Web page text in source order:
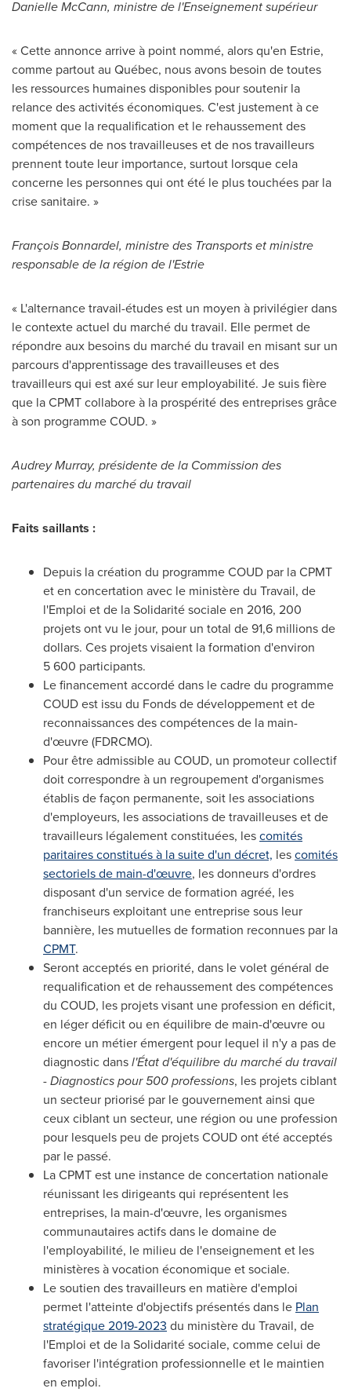
Danielle McCann, ministre de l'Enseignement supérieur
« Cette annonce arrive à point nommé, alors qu'en Estrie,
comme partout au Québec, nous avons besoin de toutes
les ressources humaines disponibles pour soutenir la
relance des activités économiques. C'est justement à ce
moment que la requalification et le rehaussement des
compétences de nos travailleuses et de nos travailleurs
prennent toute leur importance, surtout lorsque cela
concerne les personnes qui ont été le plus touchées par la
crise sanitaire. »
François Bonnardel, ministre des Transports et ministre
responsable de la région de l'Estrie
« L'alternance travail-études est un moyen à privilégier dans
le contexte actuel du marché du travail. Elle permet de
répondre aux besoins du marché du travail en misant sur un
parcours d'apprentissage des travailleuses et des
travailleurs qui est axé sur leur employabilité. Je suis fière
que la CPMT collabore à la prospérité des entreprises grâce
à son programme COUD. »
Audrey Murray, présidente de la Commission des
partenaires du marché du travail
Faits saillants :
Depuis lacréation du programme COUD par la CPMT
et en concertation avec le ministère du Travail, de
l'Emploi et de la Solidarité sociale en 2016, 200
projets ont vu le jour, pour un total de 91,6 millions de
dollars. Ces projets visaient la formation d'environ
5 600 participants.
Le financement accordé dans le cadre du programme
COUD est issu du Fonds de développement et de
reconnaissances des compétences de la main-
d'œuvre (FDRCMO).
Pour être admissible au COUD, un promoteur collectif
doit correspondre à un regroupement d'organismes
établis de façon permanente, soit les associations
d'employeurs, les associations de travailleuses et de
travailleurs légalement constituées, lescomités
paritaires constitués à la suite d'un décret, lescomités
sectoriels de main-d'œuvre, les donneurs d'ordres
disposant d'un service de formation agréé, les
franchiseurs exploitant une entreprise sous leur
bannière, les mutuelles de formation reconnues par la
CPMT.
Seront acceptés en priorité, dans le volet général de
requalification et de rehaussement des compétences
du COUD, les projets visant une profession en déficit,
en léger déficit ou en équilibre de main-d'œuvre ou
encore un métier émergent pour lequel il n'y a pas de
diagnostic dansl'État d'équilibre du marché du travail
- Diagnostics pour 500 professions, les projets ciblant
un secteur priorisé par le gouvernement ainsi que
ceux ciblant un secteur, une région ou une profession
pour lesquels peu de projets COUD ont été acceptés
par le passé.
La CPMT est une instance de concertation nationale
réunissant les dirigeants qui représentent les
entreprises, la main-d'œuvre, les organismes
communautaires actifs dans le domaine de
l'employabilité, le milieu de l'enseignement et les
ministères à vocation économique et sociale.
Le soutien des travailleurs en matière d'emploi
permet l'atteinte d'objectifs présentés dans le Plan
stratégique 2019-2023 du ministère du Travail, de
l'Emploi et de la Solidarité sociale, comme celui de
favoriser l'intégration professionnelle et le maintien
en emploi.